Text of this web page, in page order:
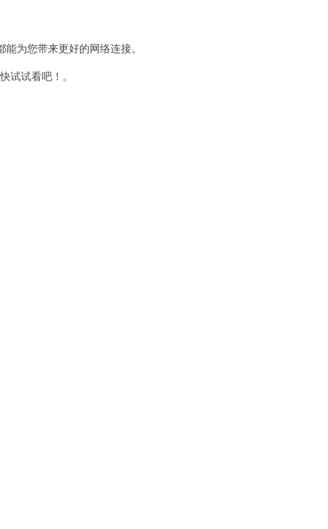
为您带来更好的网络连接。
试看吧！。